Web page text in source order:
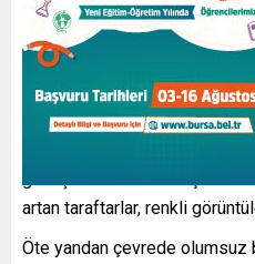
Takımlarının Avrupa’da
heyecanını yerinde yaşamak
forma, atkı ve bayraklarla
POLİS ÖNLEM ALDI
Günün erken saatlerinde
güneşli havanın tadını
artan taraftarlar, renkli
Öte yandan çevrede olumsuz